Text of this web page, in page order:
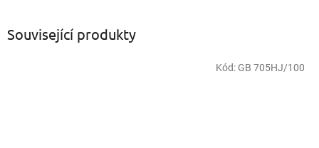
Související produkty
Kód: GB 705HJ/100